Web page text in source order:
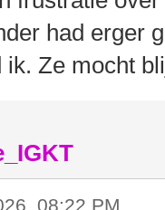
had erger
ik. Ze mocht
08:22 PM